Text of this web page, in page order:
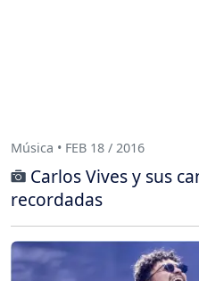
Música • FEB 18 / 2016
Carlos Vives y sus
recordadas